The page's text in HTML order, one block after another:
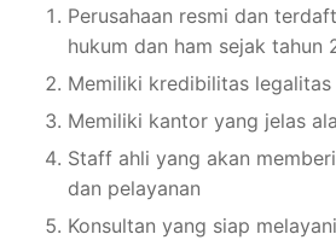
Perusahaan resmi dan
hukum dan ham sejak tahun
Memiliki kredibilitas legalitas
Memiliki kantor yang jelas
Staff ahli yang akan
dan pelayanan
Konsultan yang siap